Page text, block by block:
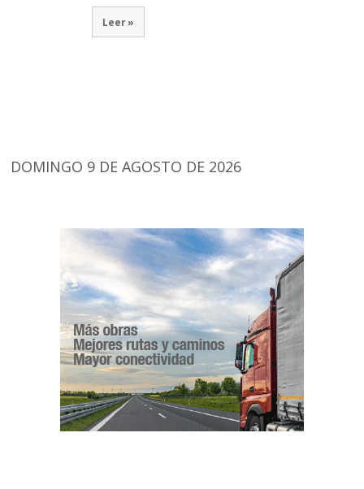
Leer »
DOMINGO 9 DE AGOSTO DE 2026